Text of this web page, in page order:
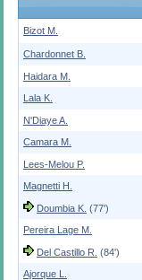
Bizot M.
Chardonnet B.
Haidara M.
Lala K.
N'Diaye A.
Camara M.
Lees-Melou P.
Magnetti H.
Doumbia K. (77')
Pereira Lage M.
Del Castillo R. (84')
Ajorque L.